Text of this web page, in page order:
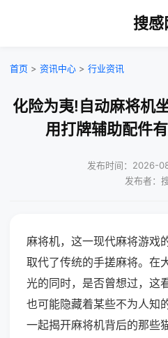
搜感
首页 > 资讯中心 > 行业资讯
化险为夷!自动麻将机
用打牌辅助配件
发布时间：2026-
发布者：
麻将机，这一现代麻将游戏
取代了传统的手搓麻将。在
光的同时，是否曾想过，这
也可能隐藏着某些不为人知
一起揭开麻将机背后的那些